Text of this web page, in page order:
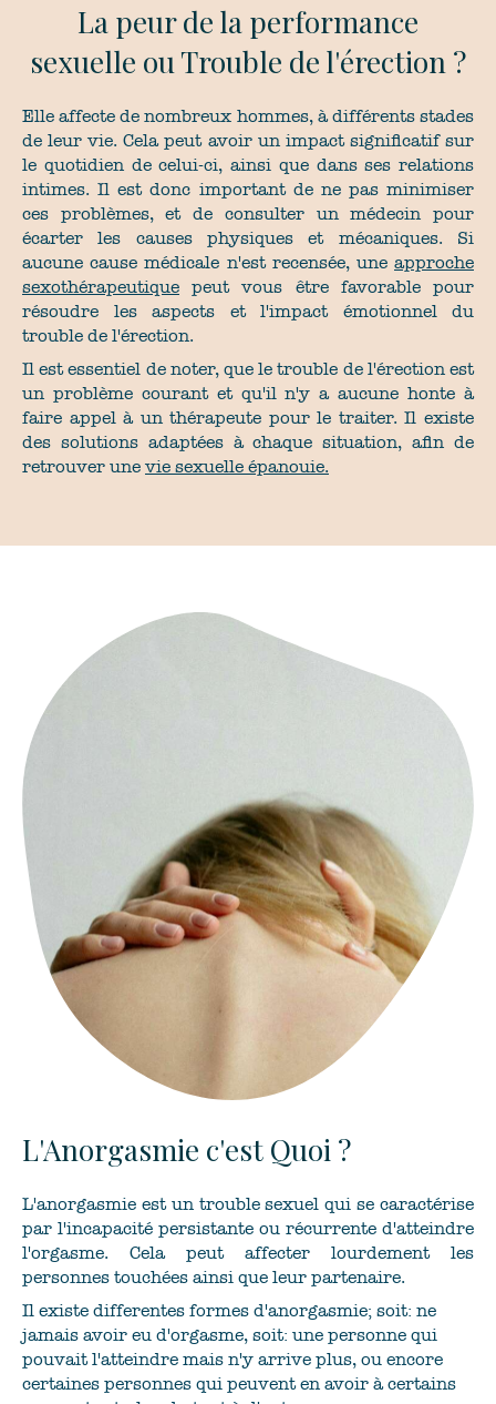
La peur de la performance
sexuelle ou Trouble de l'érection ?
Elle affecte de nombreux hommes, à différents stades
de leur vie. Cela peut avoir un impact significatif sur
le quotidien de celui-ci, ainsi que dans ses relations
intimes. Il est donc important de ne pas minimiser
ces problèmes, et de consulter un médecin pour
écarter les causes physiques et mécaniques. Si
aucune cause médicale n'est recensée, une approche
sexothérapeutique peut vous être favorable pour
résoudre les aspects et l'impact émotionnel du
trouble de l'érection.
Il est essentiel de noter, que le trouble de l'érection est
un problème courant et qu'il n'y a aucune honte à
faire appel à un thérapeute pour le traiter. Il existe
des solutions adaptées à chaque situation, afin de
retrouver une vie sexuelle épanouie.
L'Anorgasmie c'est Quoi ?
L'anorgasmie est un trouble sexuel qui se caractérise
par l'incapacité persistante ou récurrente d'atteindre
l'orgasme. Cela peut affecter lourdement les
personnes touchées ainsi que leur partenaire.
Il existe differentes formes d'anorgasmie; soit: ne
jamais avoir eu d'orgasme, soit: une personne qui
pouvait l'atteindre mais n'y arrive plus, ou encore
certaines personnes qui peuvent en avoir à certains